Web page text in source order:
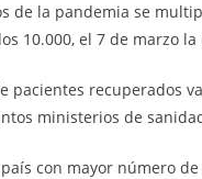
de la pandemia se
10.000, el 7 de marzo
pacientes recuperados
ministerios de
con mayor número